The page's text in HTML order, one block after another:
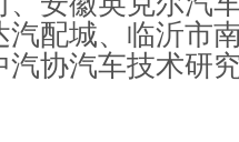
汽配城、临沂市
汽协汽车技术研